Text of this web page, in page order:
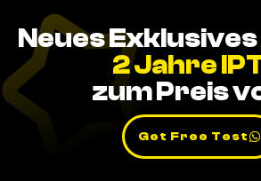
Neues
2 Jahre
zum Preis
Get Free Test